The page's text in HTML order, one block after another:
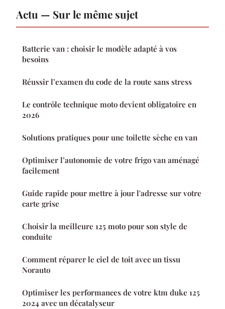
Actu — Sur le même sujet
Batterie van : choisir le modèle adapté à vos
besoins
Réussir l’examen du code de la route sans stress
Le contrôle technique moto devient obligatoire en
2026
Solutions pratiques pour une toilette sèche en van
Optimiser l’autonomie de votre frigo van aménagé
facilement
Guide rapide pour mettre à jour l'adresse sur votre
carte grise
Choisir la meilleure 125 moto pour son style de
conduite
Comment réparer le ciel de toit avec un tissu
Norauto
Optimiser les performances de votre ktm duke 125
2024 avec un décatalyseur